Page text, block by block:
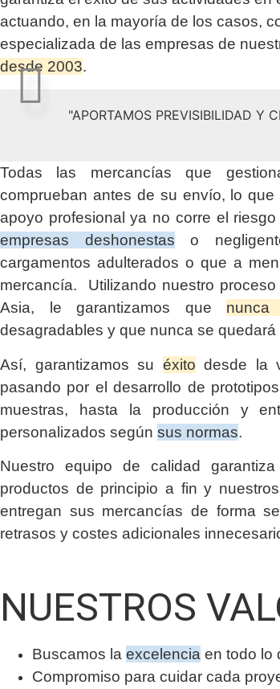
actuando, en la mayoría de los casos,
especializada de las empresas de
desde 2003.
"APORTAMOS PREVISIBILIDAD Y
Todas las mercancías que
comprueban antes de su envío, lo
apoyo profesional ya no corre el
empresas deshonestas o
cargamentos adulterados o que a
mercancía. Utilizando nuestro
Asia, le garantizamos que nunca
desagradables y que nunca se
Así, garantizamos su éxito desde la
pasando por el desarrollo de
muestras, hasta la producción y
personalizados según sus normas.
Nuestro equipo de calidad
productos de principio a fin y
entregan sus mercancías de forma
retrasos y costes adicionales
NUESTROS
Buscamos la excelencia en todo lo
Compromiso para cuidar cada